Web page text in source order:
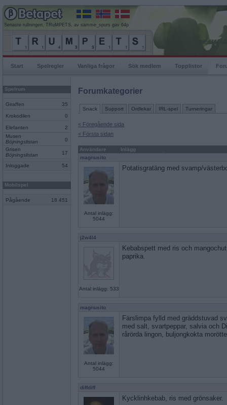
Senaste rullningen, TRuMPETS, av samme_spurs gav 64p
Start Spelregler Vanliga frågor Sök medlem Topplistor
Spelrum
Giraffen 35
Krokodilen 0
Elefanten
2
Musen
Böjningslistan
0
Grisen
Böjningslistan
17
Inloggade 54
Mobilspel
Pågående 18 451
Forumkategorier
Snack Support Ordlekar IRL-spel Turneringar
« Föregående sida
« Första sidan
Användare
Inlägg
magnusito
Antal inlägg:
5044
Potatisgratäng med svamp/
j2w4l4
Antal inlägg: 533
Kebabspett med ris och
paprika.
magnusito
Antal inlägg:
5044
Färslimpa fylld med gräddstuvad
med salt, svartpeppar, salvia och
rårörda lingon, buljongkokta
diffdiff
Kycklinhkebab, ris med grönsaker.